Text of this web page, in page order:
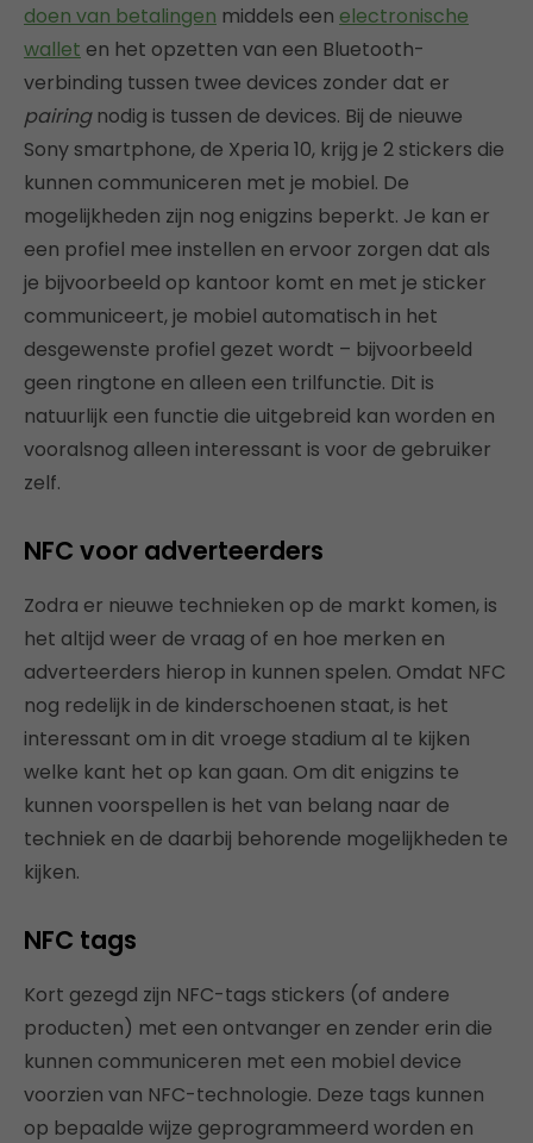
doen van betalingen middels een electronische
wallet en het opzetten van een Bluetooth-
verbinding tussen twee devices zonder dat er
pairingnodig is tussen de devices. Bij de nieuwe
Sony smartphone, de Xperia 10, krijg je 2 stickers die
kunnen communiceren met je mobiel. De
mogelijkheden zijn nog enigzins beperkt. Je kan er
een profiel mee instellen en ervoor zorgen dat als
je bijvoorbeeld op kantoor komt en met je sticker
communiceert, je mobiel automatisch in het
desgewenste profiel gezet wordt – bijvoorbeeld
geen ringtone en alleen een trilfunctie. Dit is
natuurlijk een functie die uitgebreid kan worden en
vooralsnog alleen interessant is voor de gebruiker
zelf.
NFC voor adverteerders
Zodra er nieuwe technieken op de markt komen, is
het altijd weer de vraag of en hoe merken en
adverteerders hierop in kunnen spelen. Omdat NFC
nog redelijk in de kinderschoenen staat, is het
interessant om in dit vroege stadium al te kijken
welke kant het op kan gaan. Om dit enigzins te
kunnen voorspellen is het van belang naar de
techniek en de daarbij behorende mogelijkheden te
kijken.
NFC tags
Kort gezegd zijn NFC-tags stickers (of andere
producten) met een ontvanger en zender erin die
kunnen communiceren met een mobiel device
voorzien van NFC-technologie. Deze tags kunnen
op bepaalde wijze geprogrammeerd worden en